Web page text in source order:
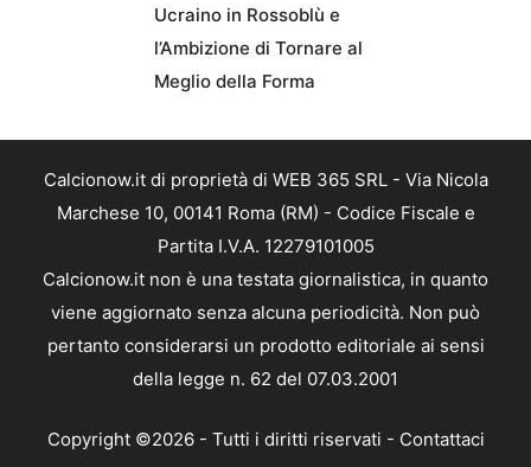
Ucraino in Rossoblù e
l’Ambizione di Tornare al
Meglio della Forma
Calcionow.it di proprietà di WEB 365 SRL - Via Nicola
Marchese 10, 00141 Roma (RM) - Codice Fiscale e
Partita I.V.A. 12279101005
Calcionow.it non è una testata giornalistica, in quanto
viene aggiornato senza alcuna periodicità. Non può
pertanto considerarsi un prodotto editoriale ai sensi
della legge n. 62 del 07.03.2001
Copyright ©2026 - Tutti i diritti riservati - Contattaci